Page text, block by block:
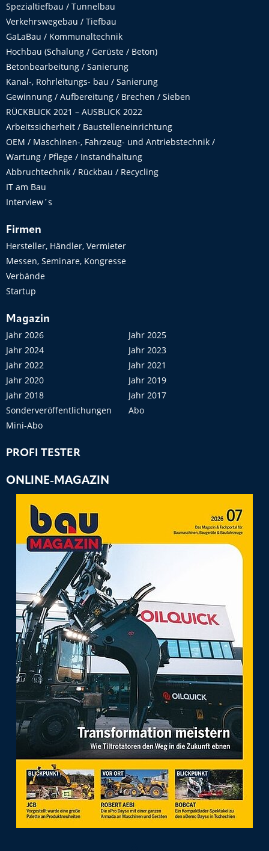
Spezialtiefbau / Tunnelbau
Verkehrswegebau / Tiefbau
GaLaBau / Kommunaltechnik
Hochbau (Schalung / Gerüste / Beton)
Betonbearbeitung / Sanierung
Kanal-, Rohrleitungs- bau / Sanierung
Gewinnung / Aufbereitung / Brechen / Sieben
RÜCKBLICK 2021 – AUSBLICK 2022
Arbeitssicherheit / Baustelleneinrichtung
OEM / Maschinen-, Fahrzeug- und Antriebstechnik /
Wartung / Pflege / Instandhaltung
Abbruchtechnik / Rückbau / Recycling
IT am Bau
Interview´s
Firmen
Hersteller, Händler, Vermieter
Messen, Seminare, Kongresse
Verbände
Startup
Magazin
Jahr 2026
Jahr 2025
Jahr 2024
Jahr 2023
Jahr 2022
Jahr 2021
Jahr 2020
Jahr 2019
Jahr 2018
Jahr 2017
Sonderveröffentlichungen
Abo
Mini-Abo
PROFI TESTER
ONLINE-MAGAZIN